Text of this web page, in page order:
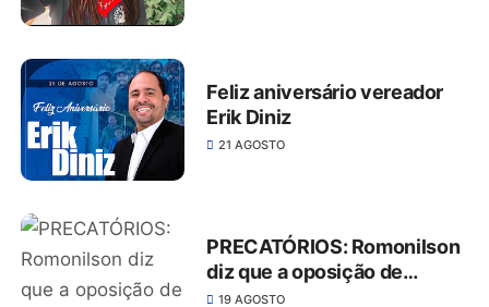
Feliz aniversário vereador
Erik Diniz
21 AGOSTO
PRECATÓRIOS: Romonilson
diz que a oposição de
Belmonte está falida
19 AGOSTO